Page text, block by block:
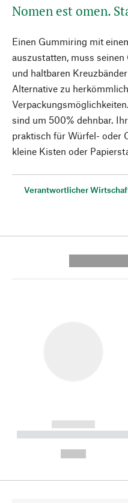
Nomen est omen.
Einen Gummiring mit
auszustatten, muss
und haltbaren
Alternative zu
sind um 500% dehnbar.
praktisch für Würfel- oder
kleine Kisten oder
Verantwortlicher
------------
----------- -----------